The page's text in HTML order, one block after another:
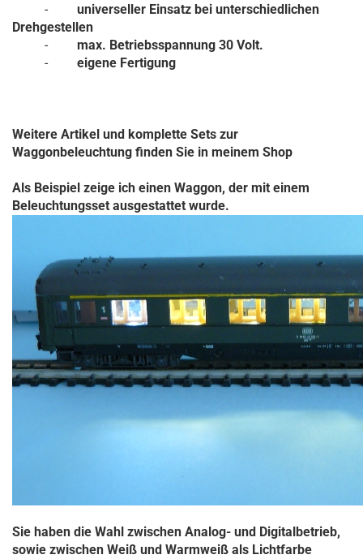
- universeller Einsatz bei unterschiedlichen
Drehgestellen
- max. Betriebsspannung 30 Volt.
- eigene Fertigung
Weitere Artikel und komplette Sets zur
Waggonbeleuchtung finden Sie in meinem Shop
Als Beispiel zeige ich einen Waggon, der mit einem
Beleuchtungsset ausgestattet wurde.
Sie haben die Wahl zwischen Analog- und Digitalbetrieb,
sowie zwischen Weiß und Warmweiß als Lichtfarbe